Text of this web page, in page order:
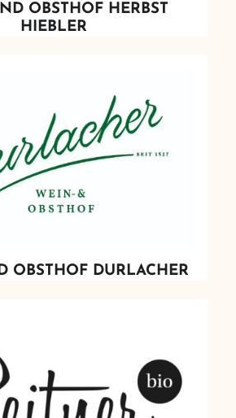
OBSTHOF HERBST
HIEBLER
OBSTHOF DURLACHER